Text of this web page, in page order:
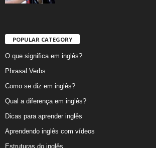
POPULAR CATEGORY
O que significa em inglês?
Phrasal Verbs
Como se diz em inglês?
Qual a diferença em inglês?
Dicas para aprender inglês
Aprendendo inglês com vídeos
Estruturas do inglês